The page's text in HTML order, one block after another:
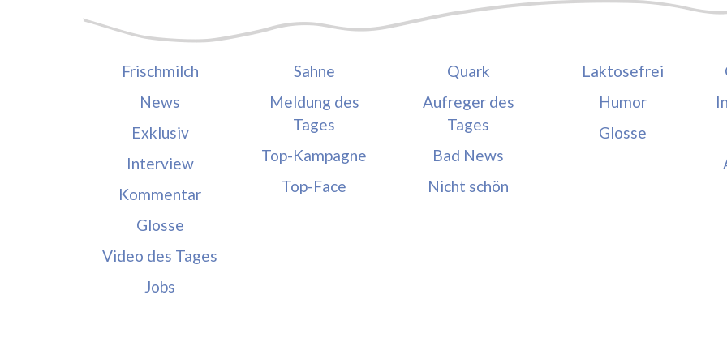
Frischmilch
News
Exklusiv
Interview
Kommentar
Glosse
Video des Tages
Jobs
Sahne
Meldung des
Tages
Top-Kampagne
Top-Face
Quark
Aufreger des
Tages
Bad News
Nicht schön
Laktosefrei
Humor
Glosse